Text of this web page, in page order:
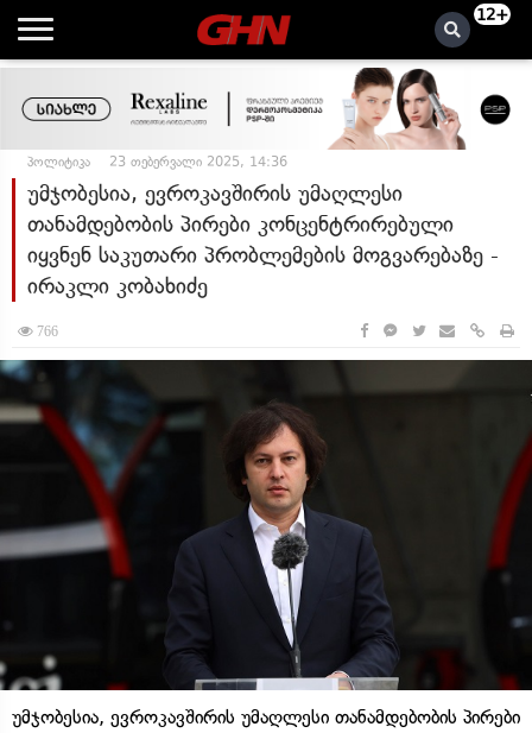
12+
პოლიტიკა 23 თებერვალი 2025, 14:36
უმჯობესია, ევროკავშირის უმაღლესი
თანამდებობის პირები კონცენტრირებული
იყვნენ საკუთარი პრობლემების მოგვარებაზე -
ირაკლი კობახიძე
766
უმჯობესია, ევროკავშირის უმაღლესი თანამდებობის პირები